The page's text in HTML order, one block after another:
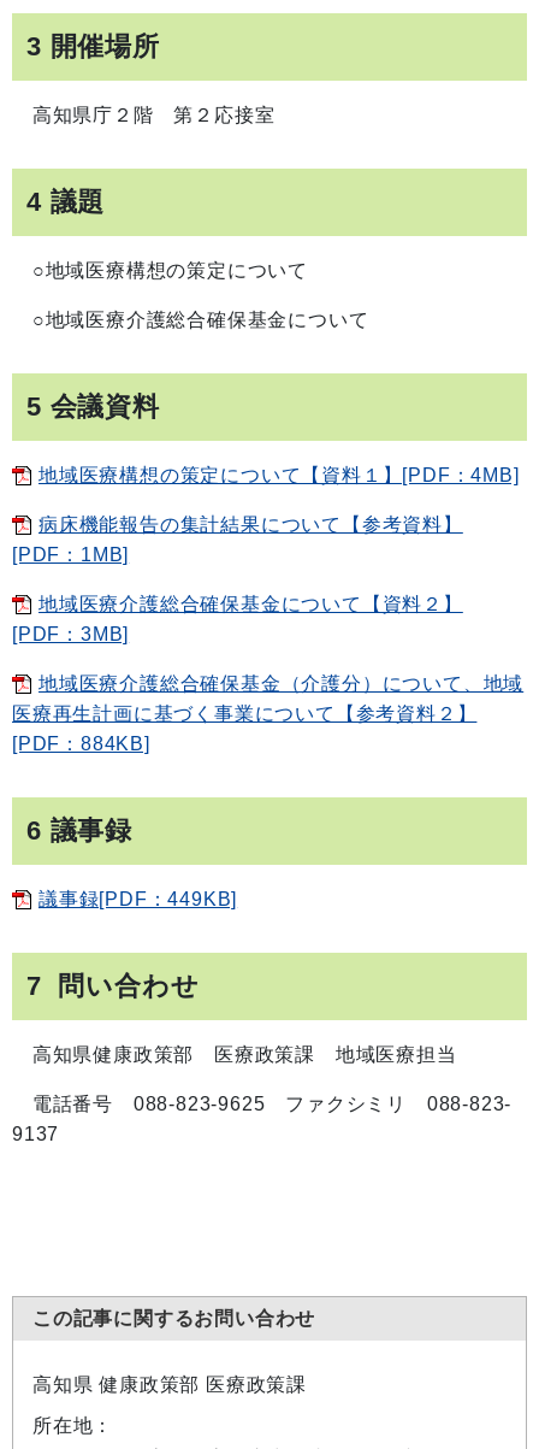
3 開催場所
高知県庁２階 第２応接室
4 議題
○地域医療構想の策定について
○地域医療介護総合確保基金について
5 会議資料
地域医療構想の策定について【資料１】[PDF：4MB]
病床機能報告の集計結果について【参考資料】
[PDF：1MB]
地域医療介護総合確保基金について【資料２】
[PDF：3MB]
地域医療介護総合確保基金（介護分）について、地域
医療再生計画に基づく事業について【参考資料２】
[PDF：884KB]
6 議事録
議事録[PDF：449KB]
7 問い合わせ
高知県健康政策部 医療政策課 地域医療担当
電話番号 088-823-9625 ファクシミリ 088-823-
9137
この記事に関するお問い合わせ
高知県 健康政策部 医療政策課
所在地：